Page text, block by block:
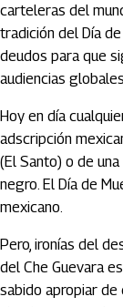
carteleras del
tradición del Día
deudos para que
audiencias
Hoy en día
adscripción
(El Santo) o de
negro. El Día de
mexicano.
Pero, ironías del
del Che Guevara
sabido apropiar de